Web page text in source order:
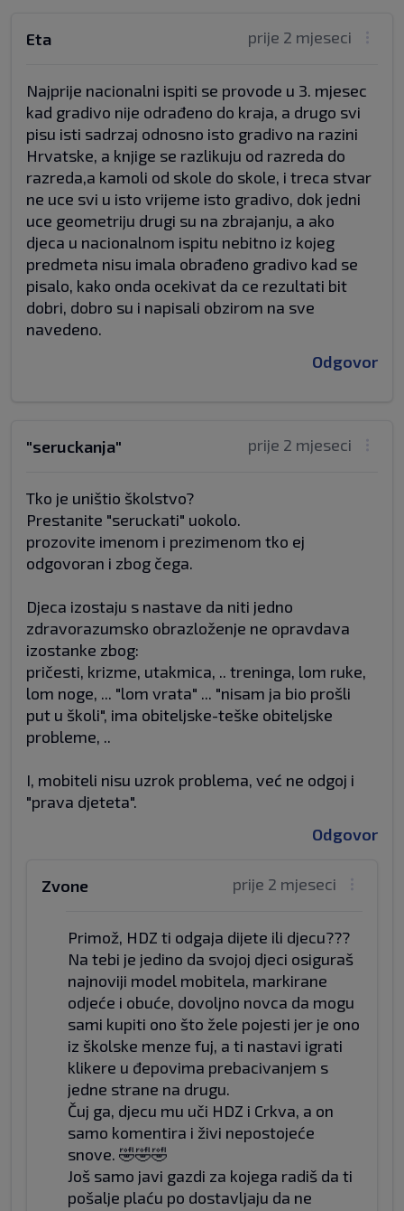
prije 2 mjeseci
Eta
Najprije nacionalni ispiti se provode u 3. mjesec
kad gradivo nije odrađeno do kraja, a drugo svi
pisu isti sadrzaj odnosno isto gradivo na razini
Hrvatske, a knjige se razlikuju od razreda do
razreda,a kamoli od skole do skole, i treca stvar
ne uce svi u isto vrijeme isto gradivo, dok jedni
uce geometriju drugi su na zbrajanju, a ako
djeca u nacionalnom ispitu nebitno iz kojeg
predmeta nisu imala obrađeno gradivo kad se
pisalo, kako onda ocekivat da ce rezultati bit
dobri, dobro su i napisali obzirom na sve
navedeno.
Odgovor
prije 2 mjeseci
"seruckanja"
Tko je uništio školstvo?
Prestanite "seruckati" uokolo.
prozovite imenom i prezimenom tko ej
odgovoran i zbog čega.
Djeca izostaju s nastave da niti jedno
zdravorazumsko obrazloženje ne opravdava
izostanke zbog:
pričesti, krizme, utakmica, .. treninga, lom ruke,
lom noge, ... "lom vrata" ... "nisam ja bio prošli
put u školi", ima obiteljske-teške obiteljske
probleme, ..
I, mobiteli nisu uzrok problema, već ne odgoj i
"prava djeteta".
Odgovor
prije 2 mjeseci
Zvone
Primož, HDZ ti odgaja dijete ili djecu???
Na tebi je jedino da svojoj djeci osiguraš
najnoviji model mobitela, markirane
odjeće i obuće, dovoljno novca da mogu
sami kupiti ono što žele pojesti jer je ono
iz školske menze fuj, a ti nastavi igrati
klikere u đepovima prebacivanjem s
jedne strane na drugu.
Čuj ga, djecu mu uči HDZ i Crkva, a on
samo komentira i živi nepostojeće
snove. 🤣🤣🤣
Još samo javi gazdi za kojega radiš da ti
pošalje plaću po dostavljaju da ne